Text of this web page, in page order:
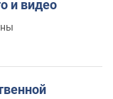
и видео